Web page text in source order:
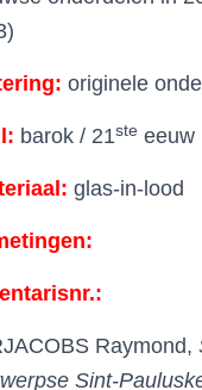
originele
barok / 21steeeuw
glas-in-lood
Raymond,
Sint-